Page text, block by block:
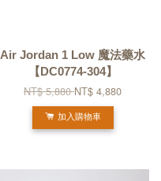
Air Jordan 1 Low 魔法藥水
【DC0774-304】
NT$ 5,880NT$ 4,880
加入購物車